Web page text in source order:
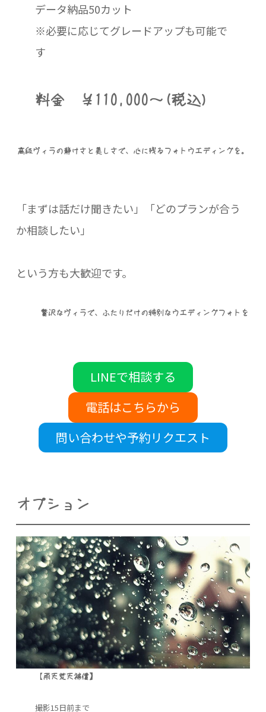
データ納品50カット
※必要に応じてグレードアップも可能で
す
料金 ￥110,000～(税込)
高級ヴィラの静けさと美しさで、心に残るフォトウエディングを。
「まずは話だけ聞きたい」「どのプランが合う
か相談したい」
という方も大歓迎です。
贅沢なヴィラで、ふたりだけの特別なウエディングフォトを
LINEで相談する
電話はこちらから
問い合わせや予約リクエスト
オプション
【雨天荒天補償】
撮影15日前まで